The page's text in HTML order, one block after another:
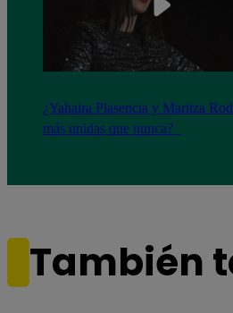
¿Yahaira Plasencia y Maritza
más unidas que nunca?
También